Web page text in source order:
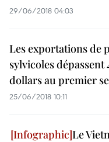
29/06/2018 04:03
Les exportations de
sylvicoles
dollars au premier
25/06/2018 10:11
Le